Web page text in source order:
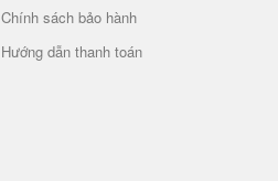
Chính sách bảo hành
Hướng dẫn thanh toán